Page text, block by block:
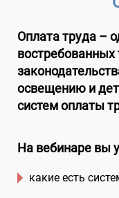
Оплата труда –
востребованных
освещению и
систем оплаты
На вебинаре вы
какие есть